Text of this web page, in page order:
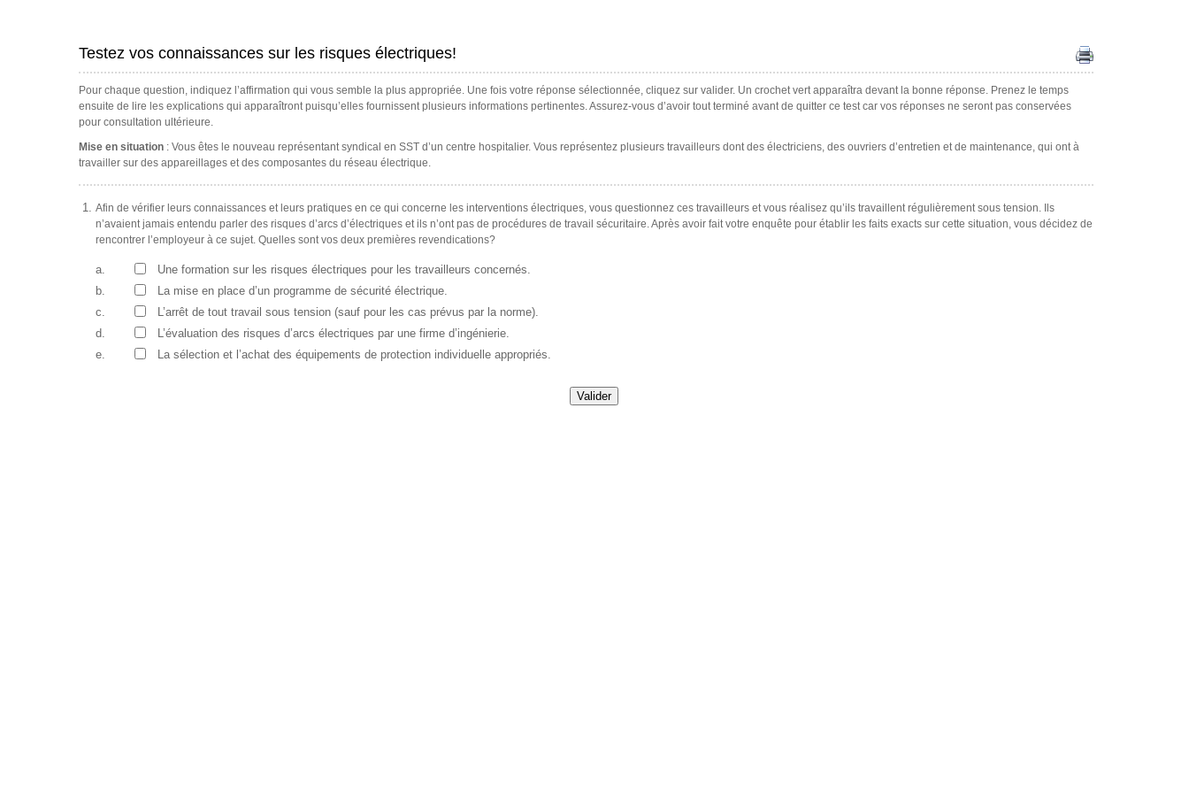
Testez vos connaissances sur les risques électriques!
Pour chaque question, indiquez l’affirmation qui vous semble la plus appropriée. Une fois votre réponse sélectionnée, cliquez sur valider. Un crochet vert apparaîtra devant la bonne réponse. Prenez le temps
ensuite de lire les explications qui apparaîtront puisqu’elles fournissent plusieurs informations pertinentes. Assurez-vous d’avoir tout terminé avant de quitter ce test car vos réponses ne seront pas conservées
pour consultation ultérieure.
Mise en situation: Vous êtes le nouveau représentant syndical en SST d’un centre hospitalier. Vous représentez plusieurs travailleurs dont des électriciens, des ouvriers d’entretien et de maintenance, qui ont à
travailler sur des appareillages et des composantes du réseau électrique.
Afin de vérifier leurs connaissances et leurs pratiques en ce qui concerne les interventions électriques, vous questionnez ces travailleurs et vous réalisez qu’ils travaillent régulièrement sous tension. Ils
n’avaient jamais entendu parler des risques d’arcs d’électriques et ils n’ont pas de procédures de travail sécuritaire. Après avoir fait votre enquête pour établir les faits exacts sur cette situation, vous décidez de
rencontrer l’employeur à ce sujet. Quelles sont vos deux premières revendications?
a.
Une formation sur les risques électriques pour les travailleurs concernés.
b.
La mise en place d’un programme de sécurité électrique.
c.
L’arrêt de tout travail sous tension (sauf pour les cas prévus par la norme).
d.
L’évaluation des risques d’arcs électriques par une firme d’ingénierie.
e.
La sélection et l’achat des équipements de protection individuelle appropriés.